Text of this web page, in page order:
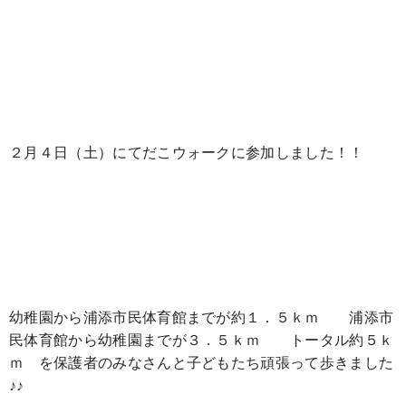
２月４日（土）にてだこウォークに参加しました！！
幼稚園から浦添市民体育館までが約１．５ｋｍ 浦添市
民体育館から幼稚園までが３．５ｋｍ トータル約５ｋ
ｍ を保護者のみなさんと子どもたち頑張って歩きました
♪♪